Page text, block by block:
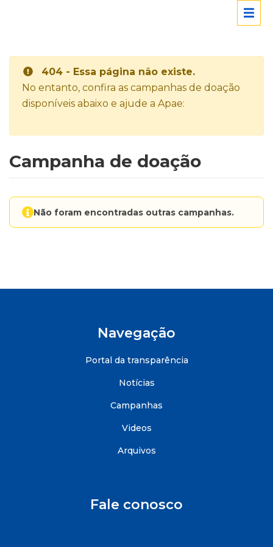
404 - Essa página não existe.
No entanto, confira as campanhas de doação
disponíveis abaixo e ajude a Apae:
Campanha de doação
Não foram encontradas outras campanhas.
Navegação
Portal da transparência
Notícias
Campanhas
Videos
Arquivos
Fale conosco